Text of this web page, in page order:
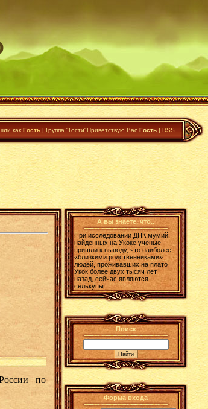
как Гость | Группа "Гости"Приветствую Вас Гость | RSS
по
А вы знаете, что..
При исследовании ДНК мумий,
найденных на Укоке ученые
пришли к выводу, что наиболее
«близкими родственниками»
людей, проживавших на плато
Укок более двух тысяч лет
назад, сейчас являются
селькупы
Поиск
Форма входа